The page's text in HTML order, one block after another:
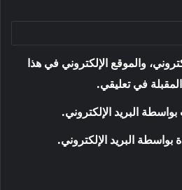
والموقع الإلكتروني في هذا
في تعليقي.
بواسطة البريد الإلكتروني.
بواسطة البريد الإلكتروني.